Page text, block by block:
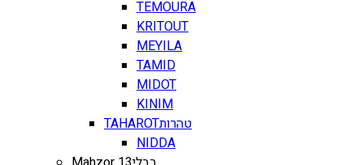
TEMOURA
KRITOUT
MEYILA
TAMID
MIDOT
KINIM
TAHAROTטהרות
NIDDA